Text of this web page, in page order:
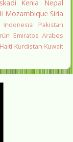
Kenia
Nepal
Mozambique Siria
Indonesia
Pakistan
Emiratos Arabes
Haití Kurdistan Kuwait